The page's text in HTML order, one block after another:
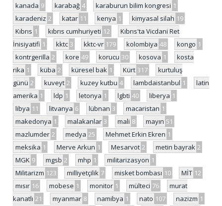
kanada 9 karabağ 4 karaburun bilim kongresi 1
karadeniz 2 katar 11 kenya 1 kimyasal silah 19
Kıbrıs 1 kıbrıs cumhuriyeti 12
Kıbrıs'ta Vicdani Ret
İnisiyatifi 1 kktc 3 kktc-vr 179 kolombiya 48 kongo 1
kontrgerilla 2 kore 49 korucu 30 kosova 1
kosta
rika 1 küba 2 küresel bak 1 Kürt 317
kurtuluş
günü 2 kuveyt 2 kuzey kutbu 4 lambdaistanbul 1
latin
amerika 1 ldp 1 letonya 1 lgbti 40 liberya 1
libya 11 litvanya 6 lübnan 3 macaristan 1
makedonya 1 malakanlar 3 mali 8 mayın 51
mazlumder 2 medya 25 Mehmet Erkin Ekren 1
meksika 1 Merve Arkun 1 Mesarvot 2 metin bayrak 2
MGK 9 mgsb 2 mhp 1 militarizasyon 1
Militarizm 123 milliyetçilik 7 misket bombası 10 MİT 12
mısır 16 mobese 1 monitor 1 mülteci 76
murat
kanatlı 21 myanmar 8 namibya 1 nato 107 nazizm 1